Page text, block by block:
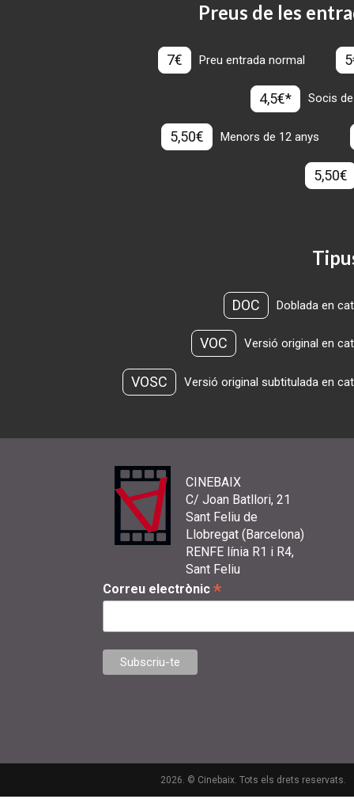
Preus de les
7€ Preu entrada normal
4,5€* Socis
5,50€ Menors de 12 anys
5,50€
DOC Doblada en
VOC Versió original en
VOSC Versió original subtitulada en
CINEBAIX
C/ Joan Batllori, 21
Sant Feliu de
Llobregat (Barcelona)
RENFE línia R1 i R4,
Sant Feliu
Correu electrònic *
2026. © Cinebaix. Tots els drets reservats.